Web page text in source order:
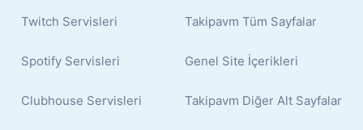
Twitch Servisleri
Spotify Servisleri
Clubhouse Servisleri
Takipavm Tüm Sayfalar
Genel Site İçerikleri
Takipavm Diğer Alt Sayfalar